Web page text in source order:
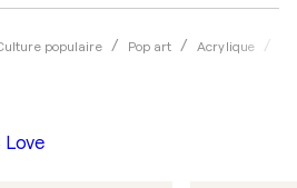
populaire Pop art Acrylique
Love